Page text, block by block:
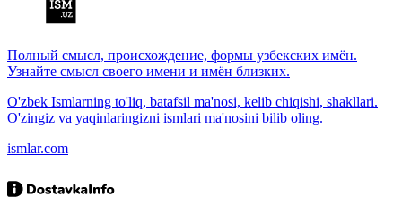
Полный смысл, происхождение, формы узбекских имён.
Узнайте смысл своего имени и имён близких.
O'zbek Ismlarning to'liq, batafsil ma'nosi, kelib chiqishi, shakllari.
O'zingiz va yaqinlaringizni ismlari ma'nosini bilib oling.
ismlar.com